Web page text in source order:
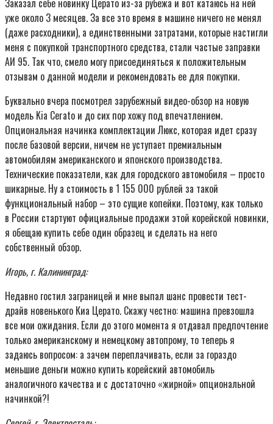
Заказал себе новинку Церато из-за рубежа и вот катаюсь на ней
уже около 3 месяцев. За все это время в машине ничего не менял
(даже расходники), а единственными затратами, которые настигли
меня с покупкой транспортного средства, стали частые заправки
АИ 95. Так что, смело могу присоединяться к положительным
отзывам о данной модели и рекомендовать ее для покупки.
Буквально вчера посмотрел зарубежный видео-обзор на новую
модель Kia Cerato и до сих пор хожу под впечатлением.
Опциональная начинка комплектации Люкс, которая идет сразу
после базовой версии, ничем не уступает премиальным
автомобилям американского и японского производства.
Технические показатели, как для городского автомобиля – просто
шикарные. Ну а стоимость в 1 155 000 рублей за такой
функциональный набор – это сущие копейки. Поэтому, как только
в России стартуют официальные продажи этой корейской новинки,
я обещаю купить себе один образец и сделать на него
собственный обзор.
Игорь, г. Калининград:
Недавно гостил заграницей и мне выпал шанс провести тест-
драйв новенького Киа Церато. Скажу честно: машина превзошла
все мои ожидания. Если до этого момента я отдавал предпочтение
только американскому и немецкому автопрому, то теперь я
задаюсь вопросом: а зачем переплачивать, если за гораздо
меньшие деньги можно купить корейский автомобиль
аналогичного качества и с достаточно «жирной» опциональной
начинкой?!